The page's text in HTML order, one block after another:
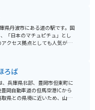
がきなど、ご当地グルメも充
れる場合は、駐車場も広々と
スポットも点在しています。
が多いので、歴史好きの方に
県丹波市にある道の駅です。国
「日本のマチュピチュ」とし
クセス拠点としても人気があ
でも、猪肉や鹿肉を使ったジ
い駐車場が完備されていま
ほかにも、立雲峡や円山川な
トが点在しており、ツーリン
ろば
、兵庫県北部、豊岡市但東町に
岡自動車道の但馬空港ICから
県との県境に近いため、山陰
な野菜や但